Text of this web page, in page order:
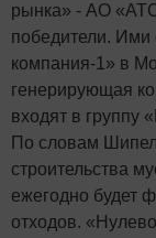
рынка» - АО
победители. Ими
компания-1» в
генерирующая
входят в группу
По словам
строительства
ежегодно будет
отходов.